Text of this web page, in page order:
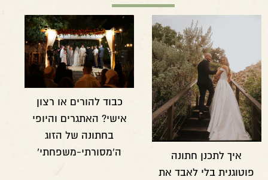
כבוד להורים או רצון
אישי? האתגרים והיופי
בחתונה של הזוג
ה'מסורתי-משפחתי'
איך לתכנן חתונה
פוטוגנית בלי לאבד את